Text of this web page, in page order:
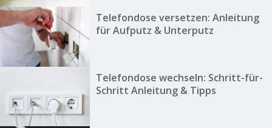
Telefondose versetzen: Anleitung
für Aufputz & Unterputz
Telefondose wechseln: Schritt-für-
Schritt Anleitung & Tipps